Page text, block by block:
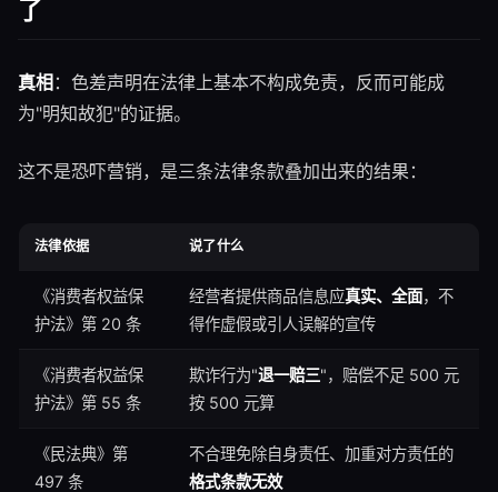
了
真相：色差声明在法律上基本不构成免责，反而可能成
为"明知故犯"的证据。
这不是恐吓营销，是三条法律条款叠加出来的结果：
法律依据 说了什么
《消费者权益保
护法》第 20 条
经营者提供商品信息应真实、全面，不
得作虚假或引人误解的宣传
《消费者权益保
护法》第 55 条
欺诈行为"退一赔三"，赔偿不足 500 元
按 500 元算
《民法典》第
497 条
不合理免除自身责任、加重对方责任的
格式条款无效